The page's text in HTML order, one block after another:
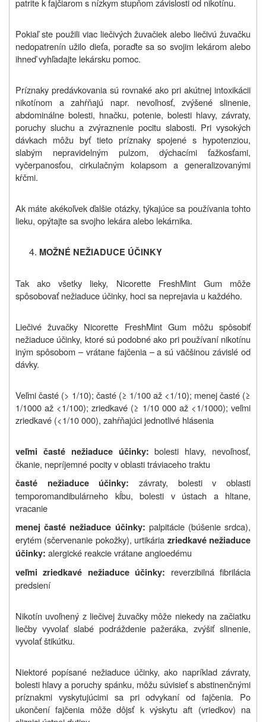
patrite k fajčiarom s nízkym stupňom závislosti od nikotínu.
Pokiaľ ste použili viac liečivých žuvačiek alebo liečivú žuvačku
nedopatrenín užilo dieťa, poraďte sa so svojim lekárom alebo
ihneď vyhľadajte lekársku pomoc.
Príznaky predávkovania sú rovnaké ako pri akútnej intoxikácii
nikotínom a zahŕňajú napr. nevoľnosť, zvýšené slinenie,
abdominálne bolesti, hnačku, potenie, bolesti hlavy, závraty,
poruchy sluchu a zvýraznenie pocitu slabosti. Pri vysokých
dávkach môžu byť tieto príznaky spojené s hypotenziou,
slabým nepravidelným pulzom, dýchacími ťažkosťami,
vyčerpanosťou, cirkulačným kolapsom a generalizovanými
kŕčmi.
Ak máte akékoľvek ďalšie otázky, týkajúce sa používania tohto
lieku, opýtajte sa svojho lekára alebo lekárnika.
MOŽNÉ NEŽIADUCE ÚČINKY
Tak ako všetky lieky, Nicorette FreshMint Gum môže
spôsobovať nežiaduce účinky, hoci sa neprejavia u každého.
Liečivé žuvačky Nicorette FreshMint Gum môžu spôsobiť
nežiaduce účinky, ktoré sú podobné ako pri používaní nikotínu
iným spôsobom – vrátane fajčenia – a sú väčšinou závislé od
dávky.
Veľmi časté (> 1/10); časté (≥ 1/100 až <1/10); menej časté (≥
1/1000 až <1/100); zriedkavé (≥ 1/10 000 až <1/1000); veľmi
zriedkavé (<1/10 000), zahŕňajúci jednotlivé hlásenia
veľmi časté nežiaduce účinky: bolesti hlavy, nevoľnosť,
čkanie, nepríjemné pocity v oblasti tráviaceho traktu
časté nežiaduce účinky:
závraty, bolesti v oblasti
temporomandibulárneho kĺbu, bolesti v ústach a hltane,
vracanie
menej časté nežiaduce účinky: palpitácie (búšenie srdca),
erytém (sčervenanie pokožky), urtikária zriedkavé nežiaduce
účinky: alergické reakcie vrátane angioedému
veľmi zriedkavé nežiaduce účinky: reverzibilná fibrilácia
predsiení
Nikotín uvoľnený z liečivej žuvačky môže niekedy na začiatku
liečby vyvolať slabé podráždenie pažeráka, zvýšiť slinenie,
vyvolať štikútku.
Niektoré popísané nežiaduce účinky, ako napríklad závraty,
bolesti hlavy a poruchy spánku, môžu súvisieť s abstinenčnými
príznakmi vyskytujúcimi sa pri odvykaní od fajčenia. Po
ukončení fajčenia môže dôjsť k výskytu aft (vriedkov) na